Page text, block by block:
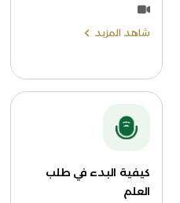
شاهد المزيد
كيفية البدء في طلب
العلم